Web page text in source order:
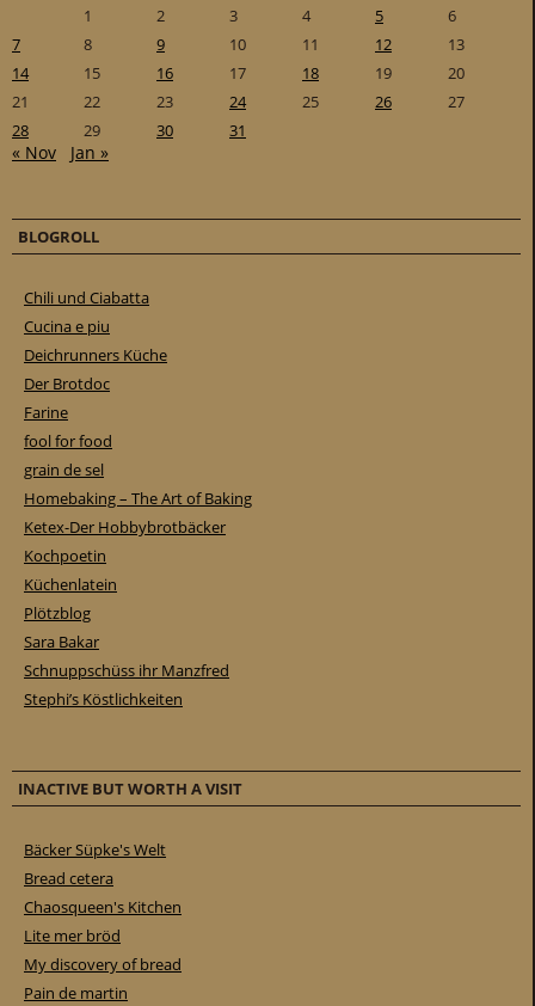
1
2 3 4 5
6
7
8 9 10 11 12
13
14
15 16 17 18 19
20
21
22 23 24 25 26
27
28
29 30 31
« Nov Jan »
BLOGROLL
Chili und Ciabatta
Cucina e piu
Deichrunners Küche
Der Brotdoc
Farine
fool for food
grain de sel
Homebaking – The Art of Baking
Ketex-Der Hobbybrotbäcker
Kochpoetin
Küchenlatein
Plötzblog
Sara Bakar
Schnuppschüss ihr Manzfred
Stephi’s Köstlichkeiten
INACTIVE BUT WORTH A VISIT
Bäcker Süpke's Welt
Bread cetera
Chaosqueen's Kitchen
Lite mer bröd
My discovery of bread
Pain de martin